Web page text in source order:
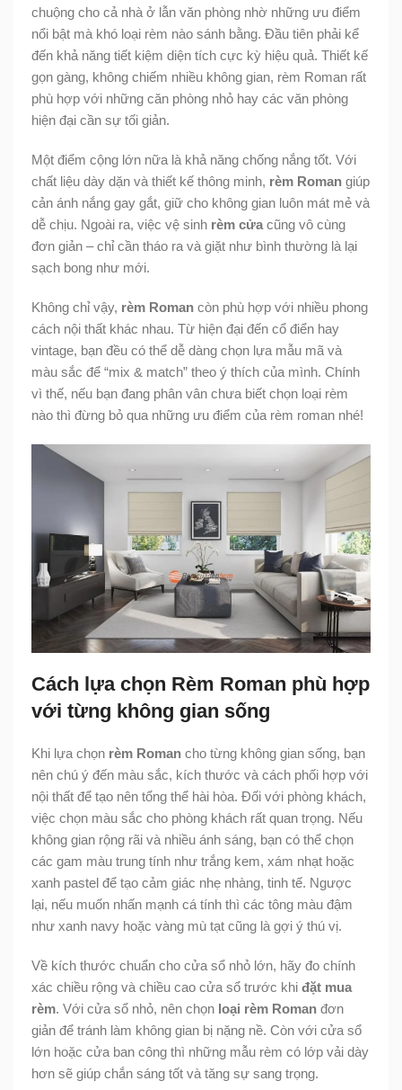
chuộng cho cả nhà ở lẫn văn phòng nhờ những ưu điểm
nổi bật mà khó loại rèm nào sánh bằng. Đầu tiên phải kể
đến khả năng tiết kiệm diện tích cực kỳ hiệu quả. Thiết kế
gọn gàng, không chiếm nhiều không gian, rèm Roman rất
phù hợp với những căn phòng nhỏ hay các văn phòng
hiện đại cần sự tối giản.
Một điểm cộng lớn nữa là khả năng chống nắng tốt. Với
chất liệu dày dặn và thiết kế thông minh, rèm Roman giúp
cản ánh nắng gay gắt, giữ cho không gian luôn mát mẻ và
dễ chịu. Ngoài ra, việc vệ sinh rèm cửa cũng vô cùng
đơn giản – chỉ cần tháo ra và giặt như bình thường là lại
sạch bong như mới.
Không chỉ vậy, rèm Roman còn phù hợp với nhiều phong
cách nội thất khác nhau. Từ hiện đại đến cổ điển hay
vintage, bạn đều có thể dễ dàng chọn lựa mẫu mã và
màu sắc để “mix & match” theo ý thích của mình. Chính
vì thế, nếu bạn đang phân vân chưa biết chọn loại rèm
nào thì đừng bỏ qua những ưu điểm của rèm roman nhé!
Cách lựa chọn Rèm Roman phù hợp
với từng không gian sống
Khi lựa chọn rèm Roman cho từng không gian sống, bạn
nên chú ý đến màu sắc, kích thước và cách phối hợp với
nội thất để tạo nên tổng thể hài hòa. Đối với phòng khách,
việc chọn màu sắc cho phòng khách rất quan trọng. Nếu
không gian rộng rãi và nhiều ánh sáng, bạn có thể chọn
các gam màu trung tính như trắng kem, xám nhạt hoặc
xanh pastel để tạo cảm giác nhẹ nhàng, tinh tế. Ngược
lại, nếu muốn nhấn mạnh cá tính thì các tông màu đậm
như xanh navy hoặc vàng mù tạt cũng là gợi ý thú vị.
Về kích thước chuẩn cho cửa sổ nhỏ lớn, hãy đo chính
xác chiều rộng và chiều cao cửa sổ trước khi đặt mua
rèm. Với cửa sổ nhỏ, nên chọn loại rèm Roman đơn
giản để tránh làm không gian bị nặng nề. Còn với cửa sổ
lớn hoặc cửa ban công thì những mẫu rèm có lớp vải dày
hơn sẽ giúp chắn sáng tốt và tăng sự sang trọng.